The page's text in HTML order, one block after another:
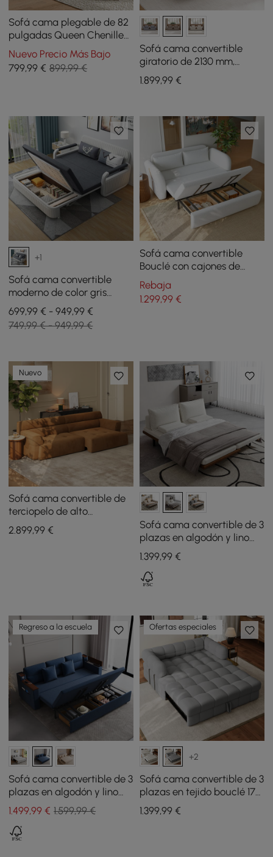
Sofá cama plegable de 82
pulgadas Queen Chenille
totalmente comprimido
Nuevo Precio Más Bajo
799,99 € 899,99 €
Sofá cama convertible
giratorio de 2130 mm,
algodón y lino
1.899,99€
+1
Sofá cama convertible
moderno de color gris
oscuro de 1880 mm,
tapizado de algodón y lino
con almacenamiento
699,99 € - 949,99 €
749,99 € - 949,99 €
Sofá cama convertible
Bouclé con cajones de
almacenamiento
Rebaja
1.299,99€
Nuevo
Sofá cama convertible de
terciopelo de alto
rendimiento de 307 cm y 2
plazas
2.899,99 €
Sofá cama convertible de 3
plazas en algodón y lino
con cojines - blanco
1.399,99€
Regreso a la escuela
Sofá cama convertible de 3
plazas en algodón y lino
con almacenaje y puertos
de carga - azul
1.499,99 € 1.599,99 €
Ofertas especiales
+2
Sofá cama convertible de 3
plazas en tejido bouclé 170
cm
1.399,99€